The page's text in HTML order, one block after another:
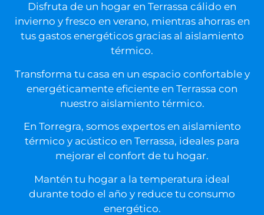
Disfruta de un hogar en Terrassa cálido en
invierno y fresco en verano, mientras ahorras en
tus gastos energéticos gracias al aislamiento
térmico.
Transforma tu casa en un espacio confortable y
energéticamente eficiente en Terrassa con
nuestro aislamiento térmico.
En Torregra, somos expertos en aislamiento
térmico y acústico en Terrassa, ideales para
mejorar el confort de tu hogar.
Mantén tu hogar a la temperatura ideal
durante todo el año y reduce tu consumo
energético.